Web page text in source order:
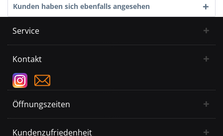
Kunden haben sich ebenfalls angesehen
Service
Kontakt
Öffnungszeiten
Kundenzufriedenheit